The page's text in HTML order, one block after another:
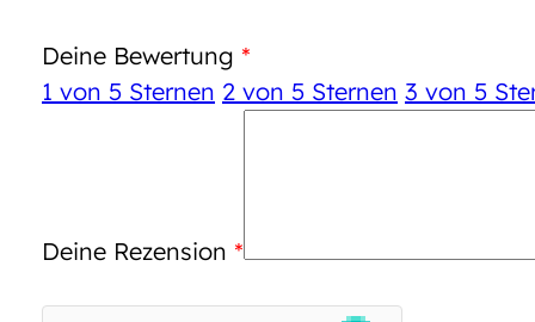
Deine Bewertung *
1 von 5 Sternen 2 von 5 Sternen 3 von 5
Deine Rezension *